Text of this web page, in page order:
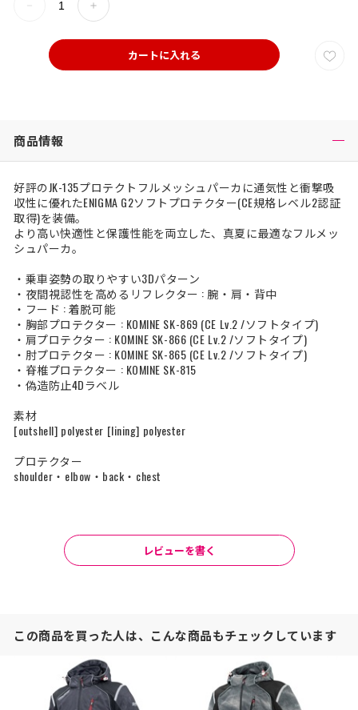
カートに入れる
商品情報
好評のJK-135プロテクトフルメッシュパーカに通気性と衝撃吸
収性に優れたENIGMA G2ソフトプロテクター(CE規格レベル2認証
取得)を装備。
より高い快適性と保護性能を両立した、真夏に最適なフルメッ
シュパーカ。
・乗車姿勢の取りやすい3Dパターン
・夜間視認性を高めるリフレクター : 腕・肩・背中
・フード : 着脱可能
・胸部プロテクター : KOMINE SK-869 (CE Lv.2 /ソフトタイプ)
・肩プロテクター : KOMINE SK-866 (CE Lv.2 /ソフトタイプ)
・肘プロテクター : KOMINE SK-865 (CE Lv.2 /ソフトタイプ)
・脊椎プロテクター : KOMINE SK-815
・偽造防止4Dラベル
素材
[outshell] polyester [lining] polyester
プロテクター
shoulder・elbow・back・chest
レビューを書く
この商品を買った人は、こんな商品もチェックしています